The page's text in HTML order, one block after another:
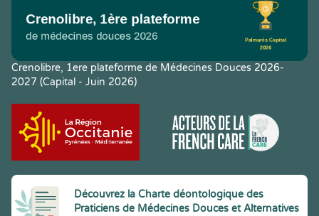
Crenolibre, 1ere plateforme de Médecines Douces 2026-
2027 (Capital - Juin 2026)
Découvrez la Charte déontologique des
Praticiens de Médecines Douces et Alternatives